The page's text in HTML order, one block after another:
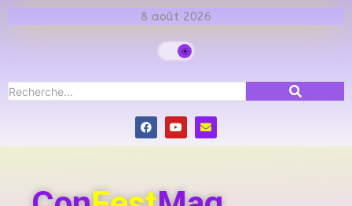
8 août 2026